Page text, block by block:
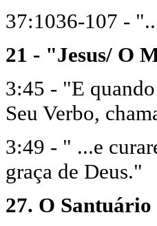
37:1036-107 -
21 - "Jesus/ O
3:45 - "E
Seu Verbo,
3:49 - " ...e
graça de Deus."
27. O Santuário